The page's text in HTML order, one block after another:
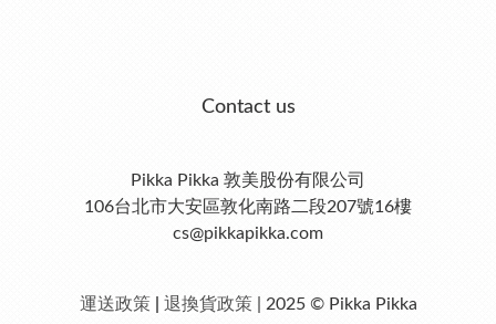
Contact us
Pikka Pikka 敦美股份有限公司
106台北市大安區敦化南路二段207號16樓
cs@pikkapikka.com
運送政策 退換貨政策 | 2025 © Pikka Pikka